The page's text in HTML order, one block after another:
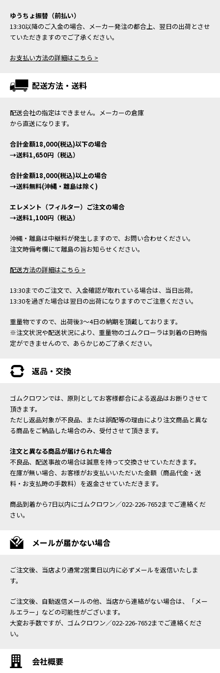
ゆうちょ振替（前払い）
13:30以降のご入金の場合、メーカー発注の都合上、翌日の出荷とさせ
ていただきますのでご了承ください。
お支払い方法の詳細はこちら >
配送方法・送料
配送会社の指定はできません。メーカーの倉庫
から直送になります。
合計金額18,000(税込)以下の場合
→送料1,650円（税込）
合計金額18,000(税込)以上の場合
→送料無料(沖縄・離島は除く)
エレメント（フィルター）ご注文の場合
→送料1,100円（税込）
沖縄・離島は中継料が発生しますので、お問い合わせください。
注文時備考欄にて離島の旨お知らせください。
配送方法の詳細はこちら >
13:30までのご注文で、入金確認が取れている場合は、当日出荷。
13:30を過ぎた場合は翌日の出荷になりますのでご注意ください。
重量物ですので、出荷後3～4日の納期を頂戴しております。
※注文状況や配送状況により、重量物のゴムクローラは到着の日時指
定ができませんので、あらかじめご了承ください。
返品・交換
ゴムクロワンでは、原則としてお客様都合による返品はお断りさせて
頂きます。
ただし返品対象が不良品、または誤配等の理由により注文商品と異な
る商品をご納品した場合のみ、受付させて頂きます。
注文と異なる商品が届けられた場合
不良品、配送事故の場合は誠意を持って交換させていただきます。
在庫が無い場合、お客様がお支払いいただいた金額（商品代金・送
料・お支払時の手数料）を返金させていただきます。
商品到着から7日以内にゴムクロワン／022-226-7652までご連絡くだ
さい。
メールが届かない場合
ご注文後、当店より通常2営業日以内に必ずメールを返信いたしま
す。
ご注文後、自動返信メールの他、当店から連絡がない場合は、「メー
ルエラー」などの可能性がございます。
大変お手数ですが、ゴムクロワン／022-226-7652までご連絡くださ
い。
会社概要